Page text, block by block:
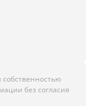
без согласия